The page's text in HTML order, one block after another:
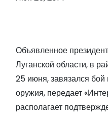
Объявленное
Луганской области, в
25 июня, завязался
оружия, передает
располагает